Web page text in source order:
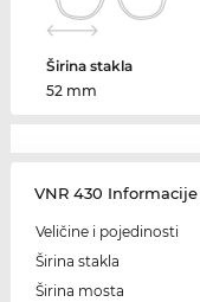
Širina stakla
52 mm
VNR 430
Veličine i pojedinosti
Širina stakla
Širina mosta